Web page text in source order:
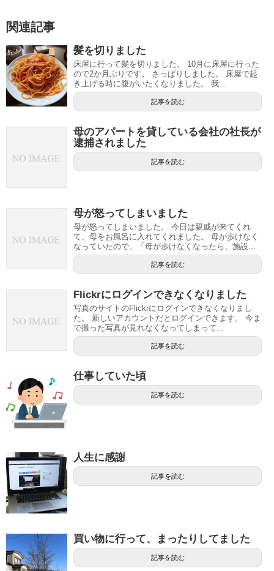
関連記事
髪を切りました
床屋に行って髪を切りました。 10月に床屋に行った
ので2か月ぶりです。 さっぱりしました。 床屋で起
き上げる時に腹がいたくなりました。 我...
記事を読む
母のアパートを貸している会社の社長が
逮捕されました
記事を読む
母が怒ってしまいました
母が怒ってしまいました。 今日は親戚が来てくれ
て、母をお風呂に入れてくれました。 母が歩けなく
なっていたので、「母が歩けなくなったら、施設...
記事を読む
Flickrにログインできなくなりました
写真のサイトのFlickrにログインできなくなりまし
た。 新しいアカウントだとログインできます。 今ま
で撮った写真が見れなくなってしまって...
記事を読む
仕事していた頃
記事を読む
人生に感謝
記事を読む
買い物に行って、まったりしてました
記事を読む